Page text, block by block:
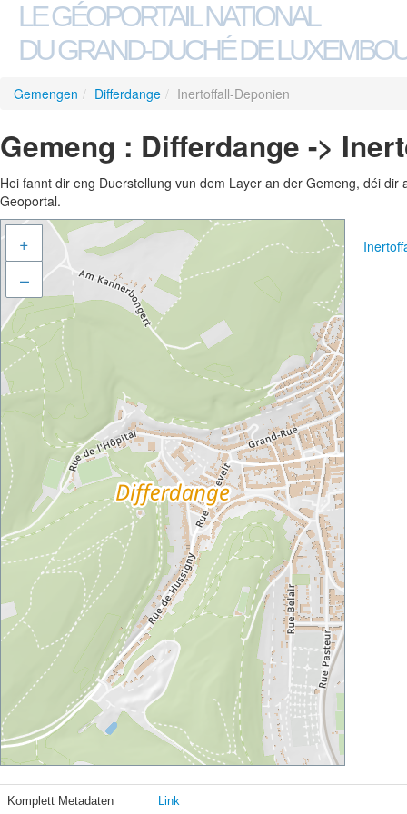
LE GÉOPORTAIL NATIONAL
DU GRAND-DUCHÉ DE
Gemengen / Differdange / Inertoffall-Deponien
Gemeng : Differdange ->
Hei fannt dir eng Duerstellung vun dem Layer an der Gemeng, déi
Geoportal.
+
–
Komplett Metadaten Link